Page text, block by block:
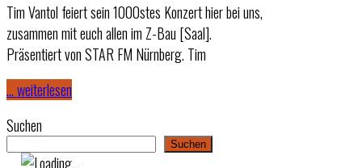
Tim Vantol feiert sein 1000stes Konzert hier bei uns,
zusammen mit euch allen im Z-Bau [Saal].
Präsentiert von STAR FM Nürnberg. Tim
… weiterlesen
Suchen
Suchen